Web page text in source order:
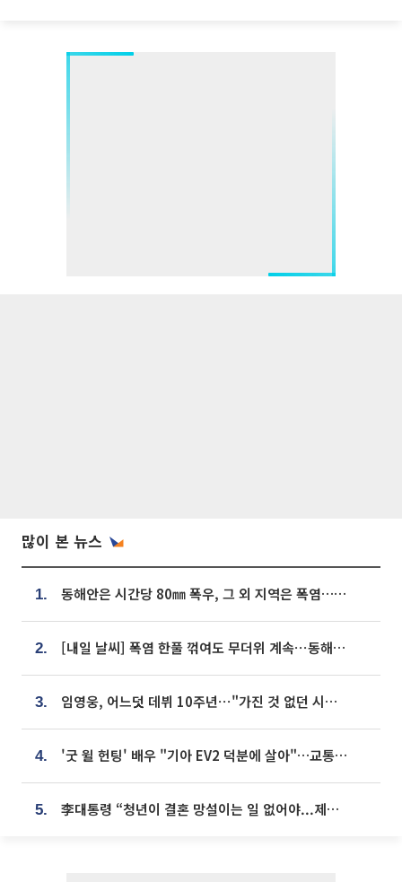
많이 본 뉴스
1. 동해안은 시간당 80㎜ 폭우, 그 외 지역은 폭염…‘극과 극 날씨’
2. [내일 날씨] 폭염 한풀 꺾여도 무더위 계속⋯동해안 이틀 연속 비
3. 임영웅, 어느덧 데뷔 10주년⋯"가진 것 없던 시절, 내 앞엔 20명의 팬뿐"
4. '굿 윌 헌팅' 배우 "기아 EV2 덕분에 살아"…교통사고 후 안전성 극찬
5. 李대통령 “청년이 결혼 망설이는 일 없어야...제도상 불이익 조사”